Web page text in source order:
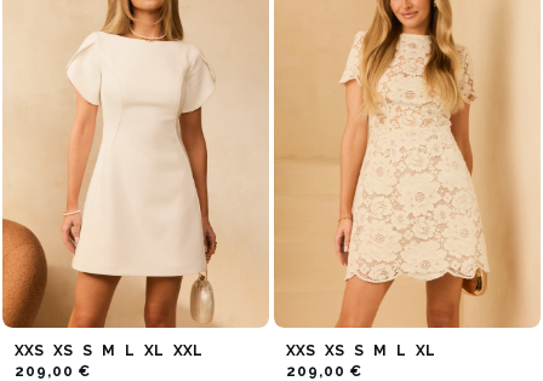
XXS XS S M L XL
XXL
209,00 €
XXS XS S M L
XL
209,00 €